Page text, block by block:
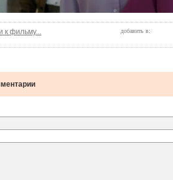
к фильму... добавить в: